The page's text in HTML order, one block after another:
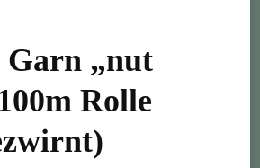
„nut
Rolle